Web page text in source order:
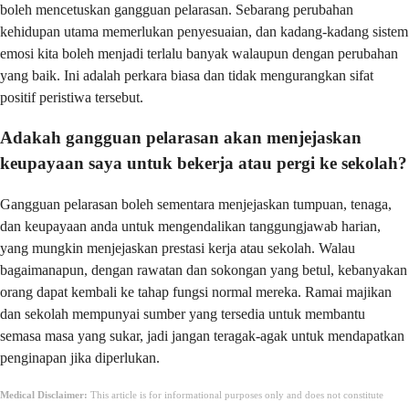
boleh mencetuskan gangguan pelarasan. Sebarang perubahan
kehidupan utama memerlukan penyesuaian, dan kadang-kadang sistem
emosi kita boleh menjadi terlalu banyak walaupun dengan perubahan
yang baik. Ini adalah perkara biasa dan tidak mengurangkan sifat
positif peristiwa tersebut.
Adakah gangguan pelarasan akan menjejaskan
keupayaan saya untuk bekerja atau pergi ke sekolah?
Gangguan pelarasan boleh sementara menjejaskan tumpuan, tenaga,
dan keupayaan anda untuk mengendalikan tanggungjawab harian,
yang mungkin menjejaskan prestasi kerja atau sekolah. Walau
bagaimanapun, dengan rawatan dan sokongan yang betul, kebanyakan
orang dapat kembali ke tahap fungsi normal mereka. Ramai majikan
dan sekolah mempunyai sumber yang tersedia untuk membantu
semasa masa yang sukar, jadi jangan teragak-agak untuk mendapatkan
penginapan jika diperlukan.
Medical Disclaimer: This article is for informational purposes only and does not constitute